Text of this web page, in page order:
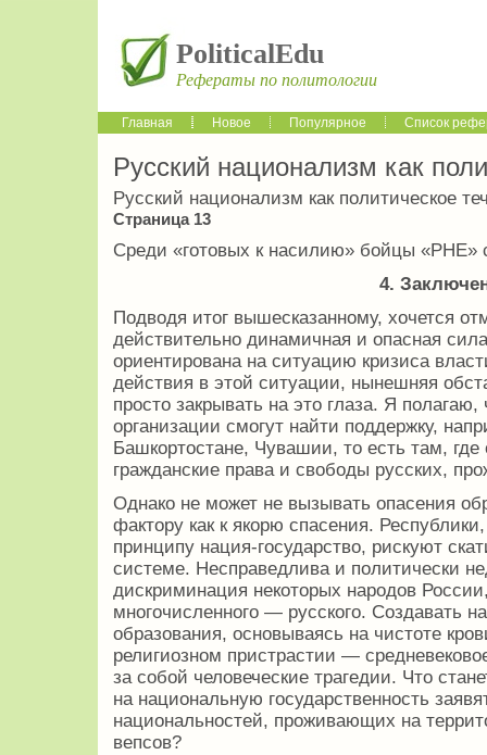
PoliticalEdu
Рефераты по политологии
Главная Новое Популярное Список
Русский национализм как
Русский национализм как политическое
Страница 13
Среди «готовых к насилию» бойцы «РНЕ»
4.
Подводя итог вышесказанному, хочется
действительно динамичная и опасная
ориентирована на ситуацию кризиса
действия в этой ситуации, нынешняя
просто закрывать на это глаза. Я
организации смогут найти поддержку,
Башкортостане, Чувашии, то есть там,
гражданские права и свободы русских,
Однако не может не вызывать опасения
фактору как к якорю спасения.
принципу нация-государство, рискуют
системе. Несправедлива и политически
дискриминация некоторых народов
многочисленного — русского. Создавать
образования, основываясь на чистоте
религиозном пристрастии —
за собой человеческие трагедии. Что
на национальную государственность
национальностей, проживающих на
вепсов?